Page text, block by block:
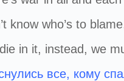
know who’s to
in it, instead, we
все, кому